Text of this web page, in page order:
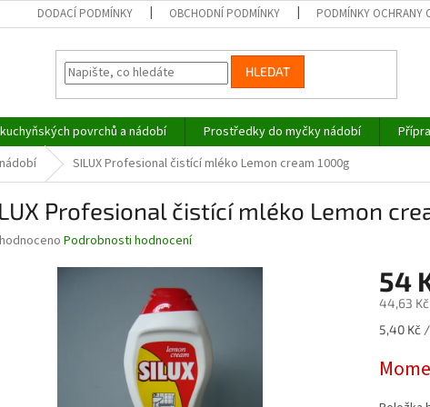
DODACÍ PODMÍNKY OBCHODNÍ PODMÍNKY PODMÍNKY OCHRANY
HLEDAT
povrchů a nádobí Prostředky do myčky nádobí
SILUX Profesional čistící mléko Lemon cream 1000g
Profesional čistící mléko Lemon
Podrobnosti hodnocení
54
44,63
Měrná
5,40 Kč